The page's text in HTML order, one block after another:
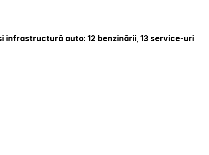
infrastructură auto: 12 benzinării, 13 service-uri